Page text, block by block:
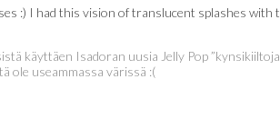
:) I had this vision of translucent splashes
käyttäen Isadoran uusia Jelly Pop
ole useammassa värissä :(